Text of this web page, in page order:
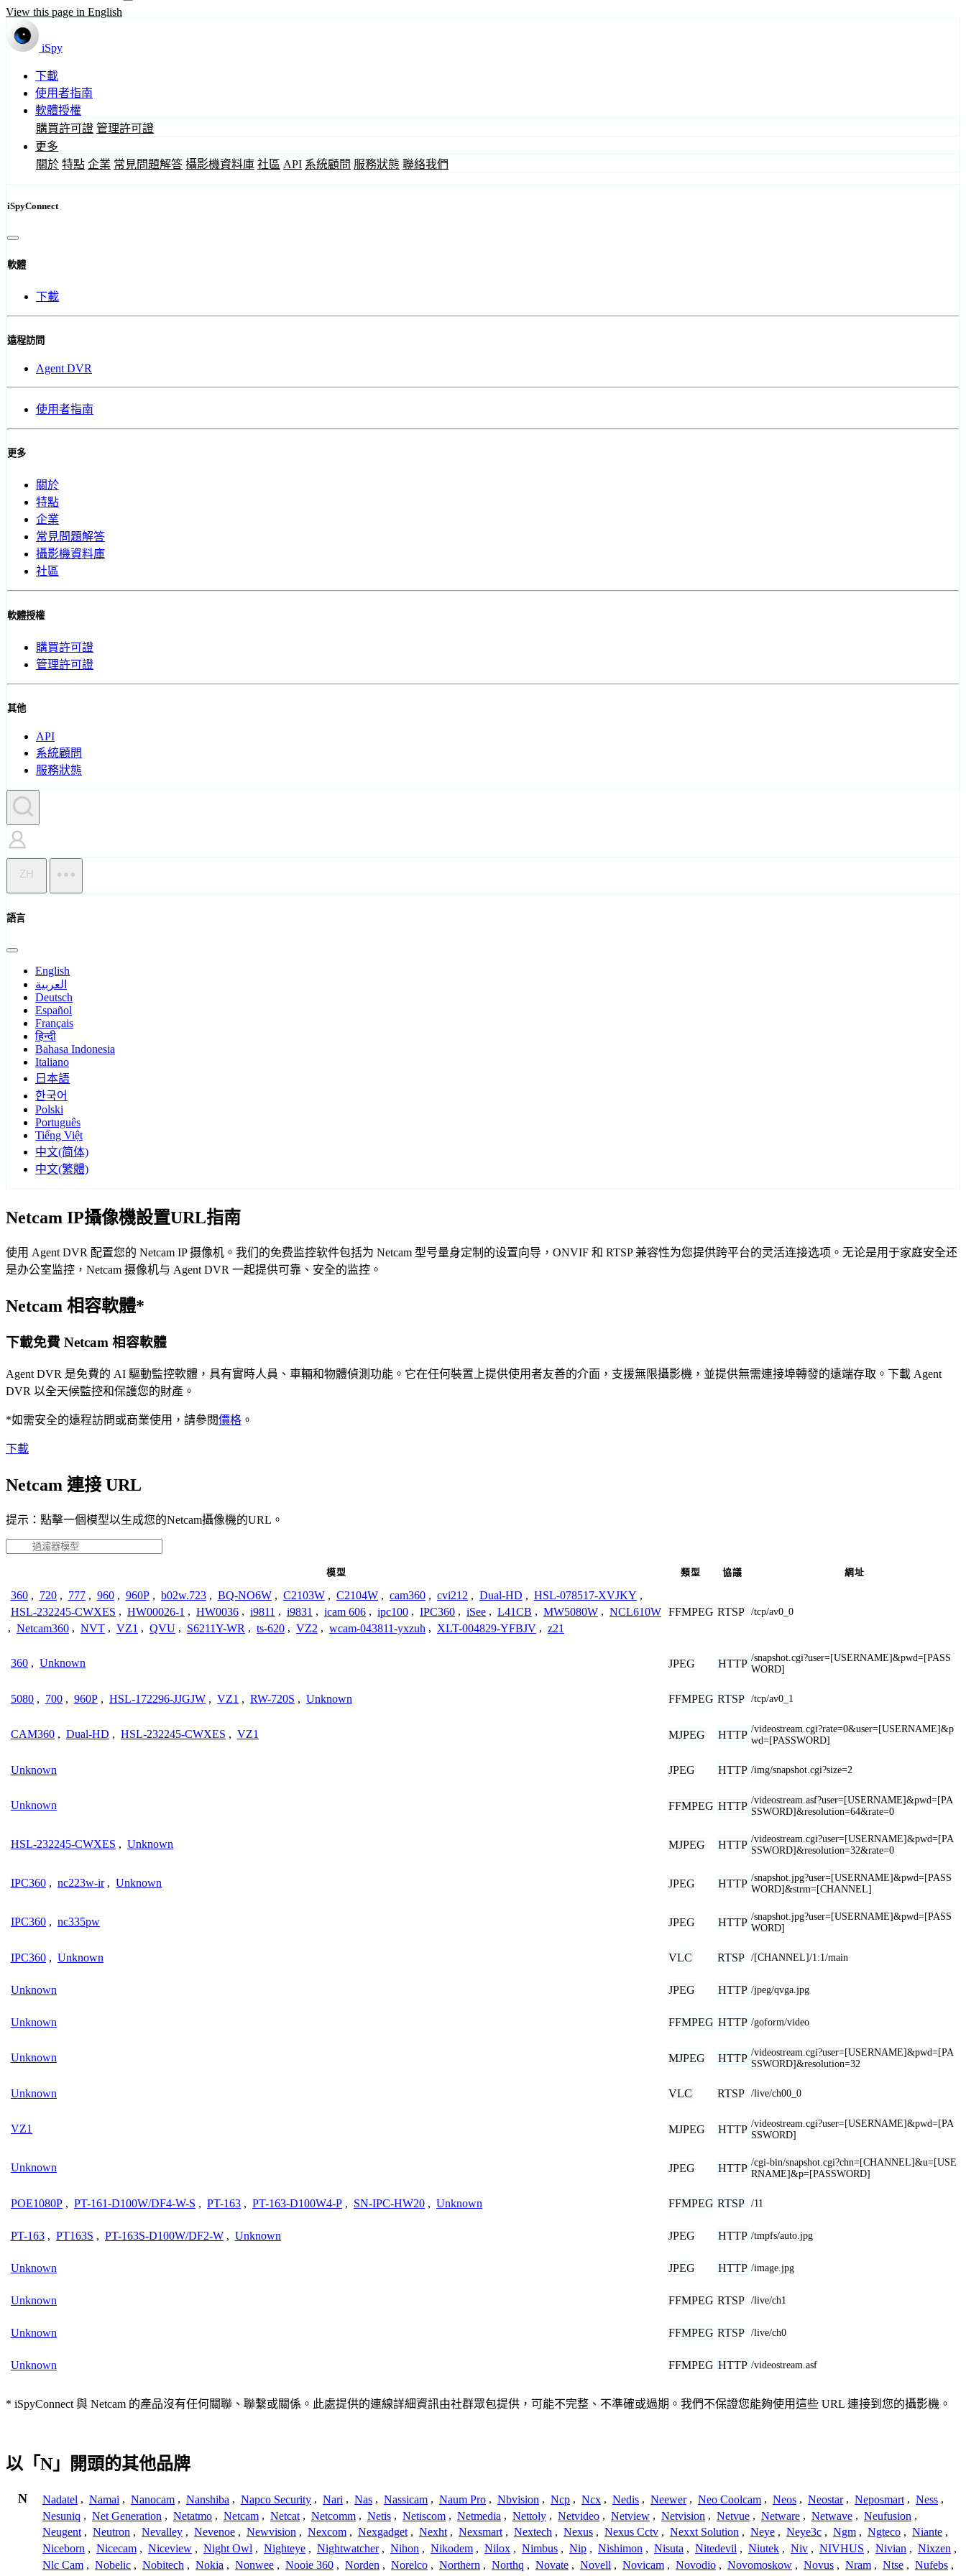
View this page in English
iSpy
下載
使用者指南
軟體授權
購買許可證 管理許可證
更多
關於 特點 企業 常見問題解答 攝影機資料庫 社區 API 系統顧問 服務狀態 聯絡我們
iSpyConnect
軟體
下載
遠程訪問
Agent DVR
使用者指南
更多
關於
特點
企業
常見問題解答
攝影機資料庫
社區
軟體授權
購買許可證
管理許可證
其他
API
系統顧問
服務狀態
ZH
語言
English
العربية
Deutsch
Español
Français
हिन्दी
Bahasa Indonesia
Italiano
日本語
한국어
Polski
Português
Tiếng Việt
中文(简体)
中文(繁體)
Netcam IP攝像機設置URL指南
使用 Agent DVR 配置您的 Netcam IP 摄像机。我们的免费监控软件包括为 Netcam 型号量身定制的设置向导，ONVIF 和 RTSP 兼容性为您提供跨平台的灵活连接选项。无论是用于家庭安全还
是办公室监控，Netcam 摄像机与 Agent DVR 一起提供可靠、安全的监控。
Netcam 相容軟體*
下載免費 Netcam 相容軟體
Agent DVR 是免費的 AI 驅動監控軟體，具有實時人員、車輛和物體偵測功能。它在任何裝置上提供使用者友善的介面，支援無限攝影機，並提供無需連接埠轉發的遠端存取。下載 Agent
DVR 以全天候監控和保護您的財產。
*如需安全的遠程訪問或商業使用，請參閱價格 。
下載
Netcam 連接 URL
提示：點擊一個模型以生成您的Netcam攝像機的URL。
模型 類型 協議 網址
360 , 720 , 777 , 960 , 960P , b02w.723 , BQ-NO6W , C2103W , C2104W , cam360 , cvi212 , Dual-HD , HSL-078517-XVJKY ,
HSL-232245-CWXES , HW00026-1 , HW0036 , i9811 , i9831 , icam 606 , ipc100 , IPC360 , iSee , L41CB , MW5080W , NCL610W
, Netcam360 , NVT , VZ1 , QVU , S6211Y-WR , ts-620 , VZ2 , wcam-043811-yxzuh , XLT-004829-YFBJV , z21
FFMPEG RTSP /tcp/av0_0
360 , Unknown JPEG HTTP /snapshot.cgi?user=[USERNAME]&pwd=[PASS
WORD]
5080 , 700 , 960P , HSL-172296-JJGJW , VZ1 , RW-720S , Unknown FFMPEG RTSP /tcp/av0_1
CAM360 , Dual-HD , HSL-232245-CWXES , VZ1 MJPEG HTTP /videostream.cgi?rate=0&user=[USERNAME]&p
wd=[PASSWORD]
Unknown JPEG HTTP /img/snapshot.cgi?size=2
Unknown FFMPEG HTTP /videostream.asf?user=[USERNAME]&pwd=[PA
SSWORD]&resolution=64&rate=0
HSL-232245-CWXES , Unknown MJPEG HTTP /videostream.cgi?user=[USERNAME]&pwd=[PA
SSWORD]&resolution=32&rate=0
IPC360 , nc223w-ir , Unknown JPEG HTTP /snapshot.jpg?user=[USERNAME]&pwd=[PASS
WORD]&strm=[CHANNEL]
IPC360 , nc335pw JPEG HTTP /snapshot.jpg?user=[USERNAME]&pwd=[PASS
WORD]
IPC360 , Unknown VLC RTSP /[CHANNEL]/1:1/main
Unknown JPEG HTTP /jpeg/qvga.jpg
Unknown FFMPEG HTTP /goform/video
Unknown MJPEG HTTP /videostream.cgi?user=[USERNAME]&pwd=[PA
SSWORD]&resolution=32
Unknown VLC RTSP /live/ch00_0
VZ1 MJPEG HTTP /videostream.cgi?user=[USERNAME]&pwd=[PA
SSWORD]
Unknown JPEG HTTP /cgi-bin/snapshot.cgi?chn=[CHANNEL]&u=[USE
RNAME]&p=[PASSWORD]
POE1080P , PT-161-D100W/DF4-W-S , PT-163 , PT-163-D100W4-P , SN-IPC-HW20 , Unknown FFMPEG RTSP /11
PT-163 , PT163S , PT-163S-D100W/DF2-W , Unknown JPEG HTTP /tmpfs/auto.jpg
Unknown JPEG HTTP /image.jpg
Unknown FFMPEG RTSP /live/ch1
Unknown FFMPEG RTSP /live/ch0
Unknown FFMPEG HTTP /videostream.asf
* iSpyConnect 與 Netcam 的產品沒有任何關聯、聯繫或關係。此處提供的連線詳細資訊由社群眾包提供，可能不完整、不準確或過期。我們不保證您能夠使用這些 URL 連接到您的攝影機。
以「N」開頭的其他品牌
N Nadatel , Namai , Nanocam , Nanshiba , Napco Security , Nari , Nas , Nassicam , Naum Pro , Nbvision , Ncp , Ncx , Nedis , Neewer , Neo Coolcam , Neos , Neostar , Neposmart , Ness ,
Nesuniq , Net Generation , Netatmo , Netcam , Netcat , Netcomm , Netis , Netiscom , Netmedia , Nettoly , Netvideo , Netview , Netvision , Netvue , Netware , Netwave , Neufusion ,
Neugent , Neutron , Nevalley , Nevenoe , Newvision , Nexcom , Nexgadget , Nexht , Nexsmart , Nextech , Nexus , Nexus Cctv , Nexxt Solution , Neye , Neye3c , Ngm , Ngteco , Niante ,
Niceborn , Nicecam , Niceview , Night Owl , Nighteye , Nightwatcher , Nihon , Nikodem , Nilox , Nimbus , Nip , Nishimon , Nisuta , Nitedevil , Niutek , Niv , NIVHUS , Nivian , Nixzen ,
Nlc Cam , Nobelic , Nobitech , Nokia , Nonwee , Nooie 360 , Norden , Norelco , Northern , Northq , Novate , Novell , Novicam , Novodio , Novomoskow , Novus , Nram , Ntse , Nufebs ,